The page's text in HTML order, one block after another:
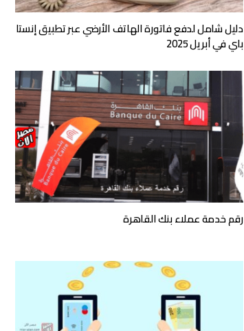
دليل شامل لدفع فاتورة الهاتف الأرضي عبر تطبيق إنستا
باي في أبريل 2025
رقم خدمة عملاء بنك القاهرة